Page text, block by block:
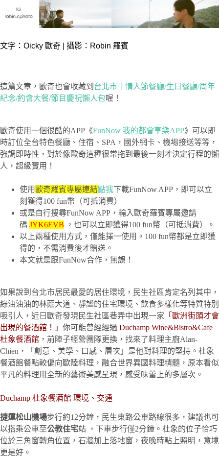
文字：Oicky 歐奇 | 攝影：Robin 羅賓
這篇文章，歐奇也會收藏到 台北市｜情人節餐廳/生日餐廳/周年
紀念/約會大餐/節目慶祝懶人包喔！
歐奇使用一個很酷的APP《FunNow 我的都會享樂APP》可以即
時訂位全台特色餐廳、住宿、SPA，國外網卡、機場接送等等，
強調即時性，對於像歐奇這種很常拖到最後一刻才決定行程的懶
人，超級實用！
使用 歐奇羅賓專屬連結點我下載FunNow APP，即可以立
刻獲得100 fun幣（可抵消費）
或是自行搜尋FunNow APP，輸入歐奇羅賓專屬邀請
碼 JYK6EVB ，也可以立即獲得100 fun幣（可抵消費）。
以上兩種使用方式，僅能擇一使用。100 fun幣都是立即獲
得的，不需消費後才贈送。
本文就是跟FunNow合作，無誤！
如果說到台北市居民最愛的居住環境，民生社區肯定名列其中，
綠油油油的林蔭大道、靜謐的住宅環境、飲食多樣化等特質特別
吸引人，近日歐奇發現民生社區巷弄中出現一家 「歐洲街頭才會
出現的餐酒館！」 你可能曾經經過 Duchamp Wine&Bistro&Cafe
杜象餐酒館 ，前陣子經營團隊更換，找來了料理主廚Alan-
Chien，「創意、美學、口感、層次」是他對料理的堅持。杜象
餐酒館餐點較偏向歐陸料理，融合世界異國料理精髓，原本看似
平凡的料理用全新的藝術美感呈現，感受味蕾上的多層次。
Duchamp 杜象餐酒館 環境、交通
捷運松山機場步行約12分鐘，民生東路公車路線很多，建議也可
以搭乘公車至公教住宅站 ，下車步行僅2分鐘。杜象的位子恰巧
位於三角窗轉角位置，石牆加上落地窗，夜晚時點上照明，意境
更是好。